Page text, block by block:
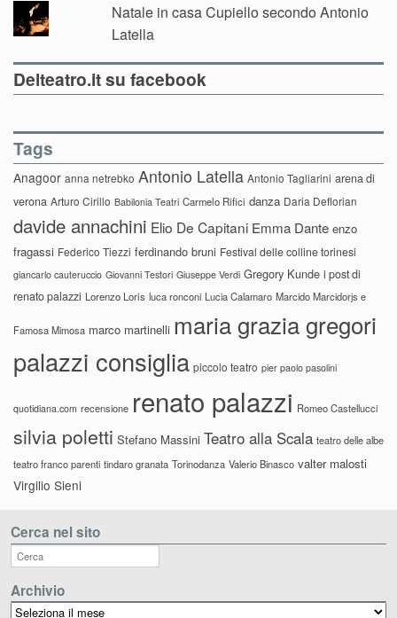
Natale in casa Cupiello secondo Antonio
Latella
Delteatro.it su facebook
Tags
Anagoor anna netrebko Antonio Latella Antonio Tagliarini arena di
verona Arturo Cirillo Babilonia Teatri Carmelo Rifici danza Daria Deflorian
davide annachini Elio De Capitani Emma Dante enzo
fragassi Federico Tiezzi ferdinando bruni Festival delle colline torinesi
giancarlo cauteruccio Giovanni Testori Giuseppe Verdi Gregory Kunde i post di
renato palazzi Lorenzo Loris luca ronconi Lucia Calamaro Marcido Marcidorjs e
Famosa Mimosa marco martinelli maria grazia gregori
palazzi consiglia piccolo teatro pier paolo pasolini
quotidiana.com recensione renato palazzi Romeo Castellucci
silvia poletti Stefano Massini Teatro alla Scala teatro delle albe
teatro franco parenti tindaro granata Torinodanza Valerio Binasco valter malosti
Virgilio Sieni
Cerca nel sito
Archivio
Archivio